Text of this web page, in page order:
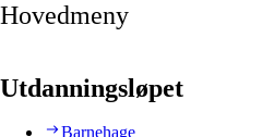
Hovedmeny
Utdanningsløpet
Barnehage